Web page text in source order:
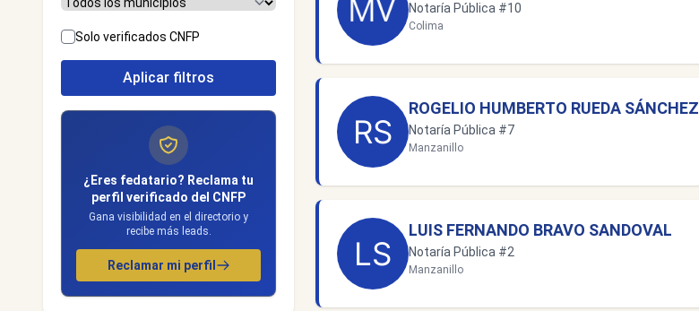
Solo verificados CNFP
Aplicar filtros
¿Eres fedatario? Reclama tu
perfil verificado del CNFP
Gana visibilidad en el directorio y
recibe más leads.
Reclamar mi perfil
Notaría Pública #10
Colima
ROGELIO HUMBERTO RUEDA SÁNCHEZ
Notaría Pública #7
Manzanillo
LUIS FERNANDO BRAVO SANDOVAL
Notaría Pública #2
Manzanillo